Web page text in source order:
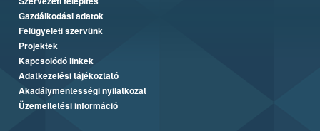
Gazdálkodási adatok
Felügyeleti szervünk
Projektek
Kapcsolódó linkek
Adatkezelési tájékoztató
Akadálymentességi nyilatkozat
Üzemeltetési információ